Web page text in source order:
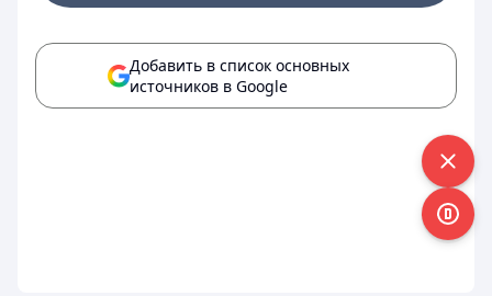
Добавить в список основных
источников в Google